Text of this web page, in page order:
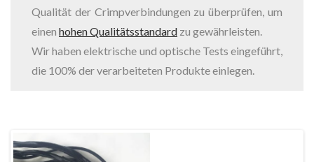
Qualität der Crimpverbindungen zu überprüfen, um
einen hohen Qualitätsstandard zu gewährleisten.
Wir haben elektrische und optische Tests eingeführt,
die 100% der verarbeiteten Produkte einlegen.